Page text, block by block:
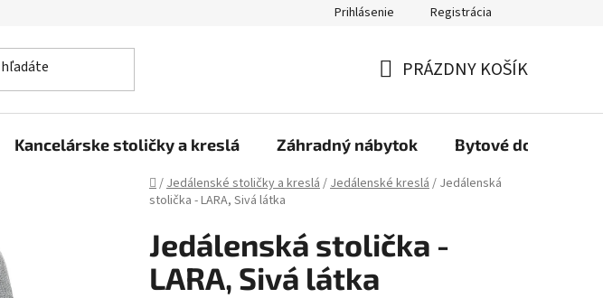
ochrany osobných údajov Reklamačný poriadok, Záručné podmienky Reklamačný formulár
Prihlásenie Registrácia
KOŠÍK
PRÁZDNY KOŠÍK
Kancelárske stoličky a kreslá Záhradný nábytok Bytové doplnky
Domov
/Jedálenské stoličky a kreslá/Jedálenské kreslá/ Jedálenská
stolička - LARA, Sivá látka
Jedálenská stolička -
LARA, Sivá látka